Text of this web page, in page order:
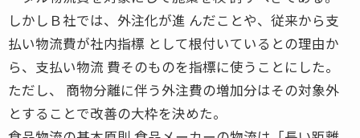
しかしＢ社では、外注化が進 んだことや、従来から支
払い物流費が社内指標 として根付いているとの理由か
ら、支払い物流 費そのものを指標に使うことにした。
ただし、 商物分離に伴う外注費の増加分はその対象外
とすることで改善の大枠を決めた。